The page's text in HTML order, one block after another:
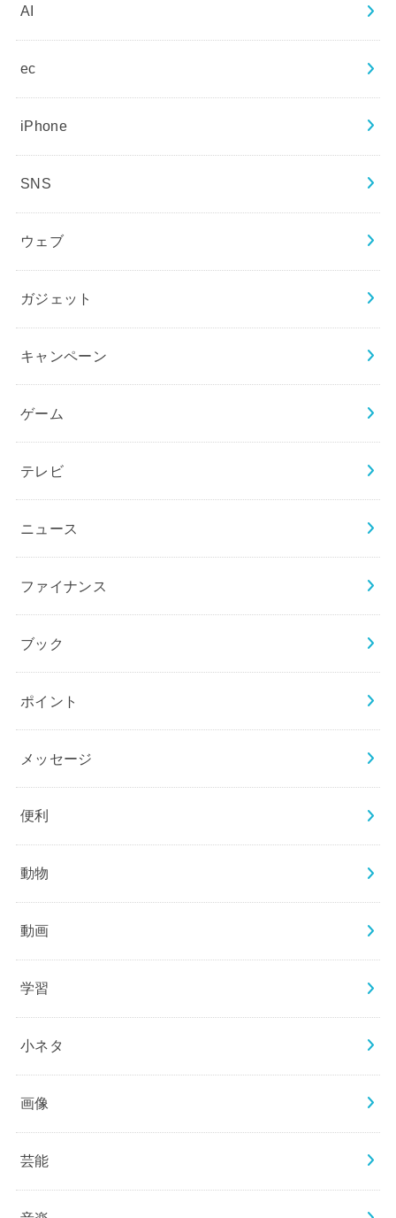
AI
ec
iPhone
SNS
ウェブ
ガジェット
キャンペーン
ゲーム
テレビ
ニュース
ファイナンス
ブック
ポイント
メッセージ
便利
動物
動画
学習
小ネタ
画像
芸能